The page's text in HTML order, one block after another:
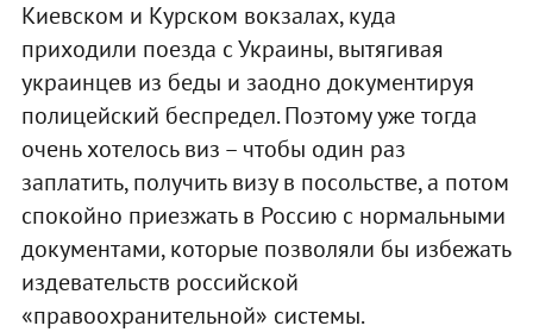
Киевском и Курском вокзалах, куда
приходили поезда с Украины, вытягивая
украинцев из беды и заодно документируя
полицейский беспредел. Поэтому уже тогда
очень хотелось виз – чтобы один раз
заплатить, получить визу в посольстве, а потом
спокойно приезжать в Россию с нормальными
документами, которые позволяли бы избежать
издевательств российской
«правоохранительной» системы.